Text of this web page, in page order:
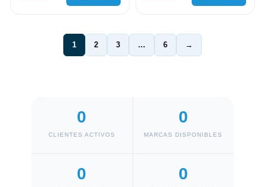
1 2 3 … 6 →
0
CLIENTES ACTIVOS
0
MARCAS DISPONIBLES
0 0